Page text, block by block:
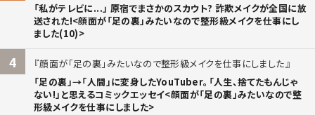
「私がテレビに...」 原宿でまさかのスカウト? 詐欺メイクが全国に放
送された!<顔面が「足の裏」みたいなので整形級メイクを仕事にし
ました(10)>
4
顔面が「足の裏」みたいなので整形級メイクを仕事にしました
「足の裏」→「人間」に変身したYouTuber。「人生、捨てたもんじゃ
ない!」と思えるコミックエッセイ<顔面が「足の裏」みたいなので整
形級メイクを仕事にしました>